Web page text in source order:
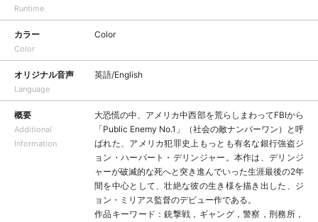
Runtime
カラー
Color
Color
オリジナル音声
Language
英語/English
概要
Additional
Information
大恐慌の中、アメリカ中西部を荒らしまわってFBIから
「Public Enemy No.1」（社会の敵ナンバーワン）と呼
ばれた、アメリカ犯罪史上もっとも有名な銀行強盗ジ
ョン・ハーバート・デリンジャー。本作は、デリンジ
ャーが破滅的な死へと突き進んでいった生涯最後の2年
間を中心として、壮絶な彼の生き様を描き出した、ジ
ョン・ミリアス監督のデビュー作である。
作品キーワード：銃撃戦，ギャング，警察，刑務所，